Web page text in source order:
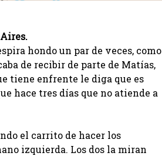
hondo un par de veces, como
de recibir de parte de Matías,
tiene enfrente le diga que es
hace tres días que no atiende a
el carrito de hacer los
izquierda. Los dos la miran